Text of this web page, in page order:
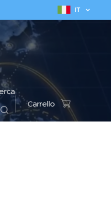
IT
Carrello